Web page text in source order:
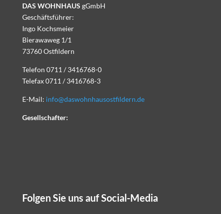
DAS WOHNHAUS gGmbH
Geschäftsführer:
Ingo Kochsmeier
Bierawaweg 1/1
73760 Ostfildern
Telefon 0711 / 3416768-0
Telefax 0711 / 3416768-3
E-Mail: info@daswohnhausostfildern.de
Gesellschafter:
Folgen Sie uns auf Social-Media